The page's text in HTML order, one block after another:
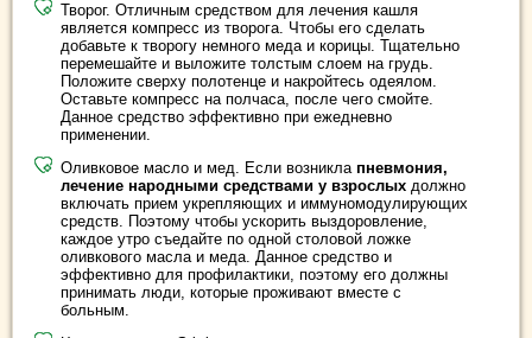
Творог. Отличным средством для лечения кашля
является компресс из творога. Чтобы его сделать
добавьте к творогу немного меда и корицы. Тщательно
перемешайте и выложите толстым слоем на грудь.
Положите сверху полотенце и накройтесь одеялом.
Оставьте компресс на полчаса, после чего смойте.
Данное средство эффективно при ежедневно
применении.
Оливковое масло и мед. Если возникла пневмония,
лечение народными средствами у взрослых должно
включать прием укрепляющих и иммуномодулирующих
средств. Поэтому чтобы ускорить выздоровление,
каждое утро съедайте по одной столовой ложке
оливкового масла и меда. Данное средство и
эффективно для профилактики, поэтому его должны
принимать люди, которые проживают вместе с
больным.